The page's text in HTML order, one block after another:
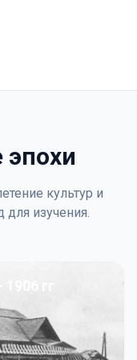
эпохи
культур и
для изучения.
гг